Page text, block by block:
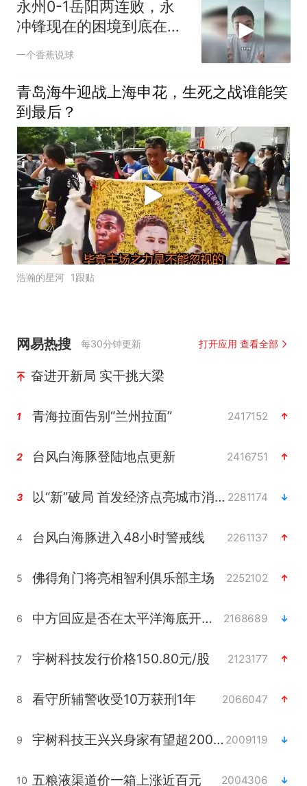
永州0-1岳阳两连败，永
冲锋现在的困境到底在哪
里？
一个香蕉说球
青岛海牛迎战上海申花，生死之战谁能笑
到最后？
浩瀚的星河 1跟贴
网易热搜 每30分钟更新 打开应用 查看全部
奋进开新局 实干挑大梁
1 青海拉面告别“兰州拉面” 2417152
2 台风白海豚登陆地点更新 2416751
3 以“新”破局 首发经济点亮城市消费活力 2281174
4 台风白海豚进入48小时警戒线 2261137
5 佛得角门将亮相智利俱乐部主场 2252102
6 中方回应是否在太平洋海底开采稀土 2168689
7 宇树科技发行价格150.80元/股 2123177
8 看守所辅警收受10万获刑1年 2066047
9 宇树科技王兴兴身家有望超200亿元 2009119
10 五粮液渠道价一箱上涨近百元 2004306